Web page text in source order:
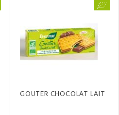
GOUTER CHOCOLAT LAIT